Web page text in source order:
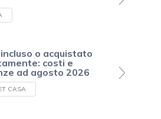
o acquistato
costi e
ad agosto 2026
CASA